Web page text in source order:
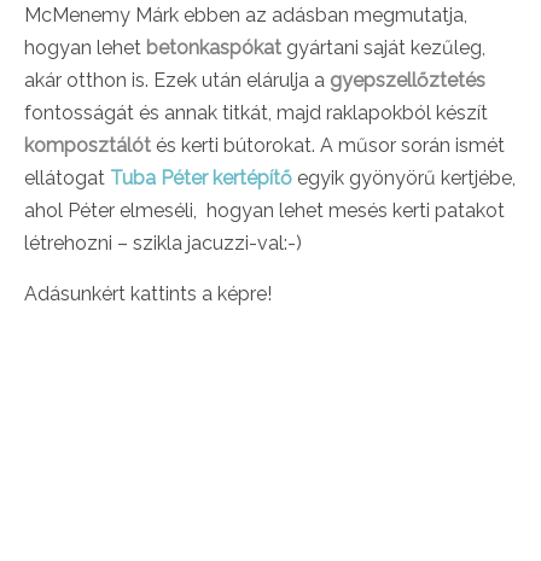
McMenemy Márk ebben az adásban megmutatja,
hogyan lehet betonkaspókat gyártani saját kezűleg,
akár otthon is. Ezek után elárulja a gyepszellőztetés
fontosságát és annak titkát, majd raklapokból készít
komposztálót és kerti bútorokat. A műsor során ismét
ellátogat Tuba Péter kertépítő egyik gyönyörű kertjébe,
ahol Péter elmeséli, hogyan lehet mesés kerti patakot
létrehozni – szikla jacuzzi-val:-)
Adásunkért kattints a képre!